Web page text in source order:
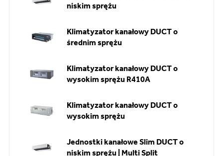
niskim sprężu
Klimatyzator kanałowy DUCT o
średnim sprężu
Klimatyzator kanałowy DUCT o
wysokim sprężu R410A
Klimatyzator kanałowy DUCT o
wysokim sprężu
Jednostki kanałowe Slim DUCT o
niskim sprężu | Multi Split